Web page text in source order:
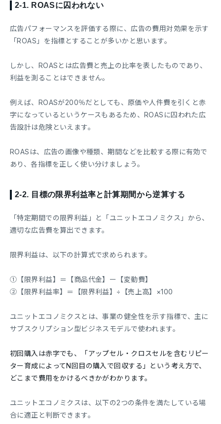
2-1. ROASに囚われない
広告パフォーマンスを評価する際に、広告の費用対効果を示す
「ROAS」を指標とすることが多いかと思います。
しかし、ROASとは広告費と売上の比率を表したものであり、
利益を測ることはできません。
例えば、ROASが200％だとしても、原価や人件費を引くと赤
字になっているというケースもあるため、ROASに囚われた広
告設計は危険といえます。
ROASは、広告の画像や種類、期間などを比較する際に有効で
あり、各指標を正しく使い分けましょう。
2-2. 目標の限界利益率と計算期間から逆算する
「特定期間での限界利益」と「ユニットエコノミクス」から、
適切な広告費を算出できます。
限界利益は、以下の計算式で求められます。
①【限界利益】＝【商品代金】ー【変動費】
②【限界利益率】＝【限界利益】÷【売上高】×100
ユニットエコノミクスとは、事業の健全性を示す指標で、主に
サブスクリプション型ビジネスモデルで使われます。
初回購入は赤字でも、「アップセル・クロスセルを含むリピー
ター育成によってN回目の購入で回収する」という考え方で、
どこまで費用をかけるべきかがわかります。
ユニットエコノミクスは、以下の2つの条件を満たしている場
合に適正と判断できます。